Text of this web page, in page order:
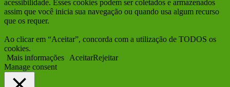
acessibilidade. Esses cookies podem ser coletados e armazenados
assim que você inicia sua navegação ou quando usa algum recurso
que os requer.
Ao clicar em “Aceitar”, concorda com a utilização de TODOS os
cookies.
Mais informações
AceitarRejeitar
Manage consent